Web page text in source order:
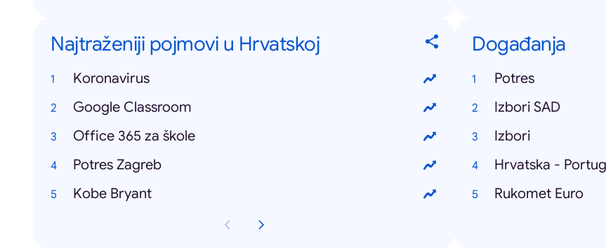
Najtraženiji pojmovi u Hrvatskoj
Koronavirus
Google Classroom
Office 365 za škole
Potres Zagreb
Kobe Bryant
Događanja
Potres
Izbori SAD
Izbori
Hrvatska -
Rukomet Euro